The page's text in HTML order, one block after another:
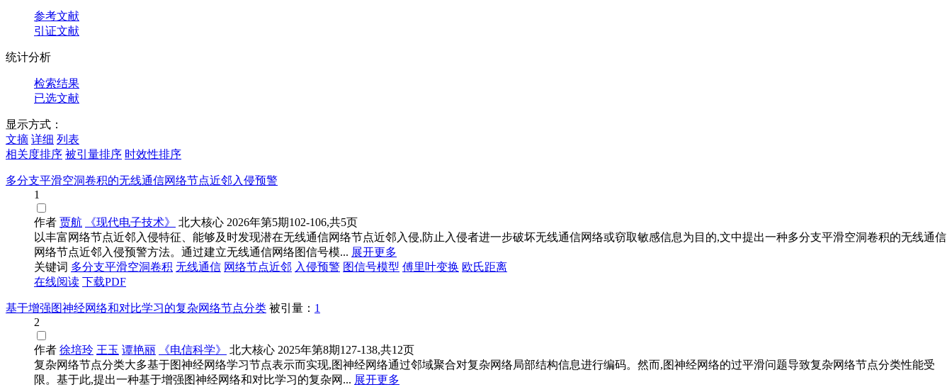
参考文献
引证文献
统计分析
检索结果
已选文献
显示方式：
文摘 详细 列表
相关度排序 被引量排序 时效性排序
多分支平滑空洞卷积的无线通信网络节点近邻入侵预警
1
作者 贾航 《现代电子技术》 北大核心 2026年第5期102-106,共5页
以丰富网络节点近邻入侵特征、能够及时发现潜在无线通信网络节点近邻入侵,防止入侵者进一步破坏无线通信网络或窃取敏感信息为目的,文中提出一种多分支平滑空洞卷积的无线通信
网络节点近邻入侵预警方法。通过建立无线通信网络图信号模... 展开更多
关键词 多分支平滑空洞卷积 无线通信 网络节点近邻 入侵预警 图信号模型 傅里叶变换 欧氏距离
在线阅读 下载PDF
基于增强图神经网络和对比学习的复杂网络节点分类 被引量： 1
2
作者 徐培玲 王玉 谭艳丽 《电信科学》 北大核心 2025年第8期127-138,共12页
复杂网络节点分类大多基于图神经网络学习节点表示而实现,图神经网络通过邻域聚合对复杂网络局部结构信息进行编码。然而,图神经网络的过平滑问题导致复杂网络节点分类性能受
限。基于此,提出一种基于增强图神经网络和对比学习的复杂网... 展开更多